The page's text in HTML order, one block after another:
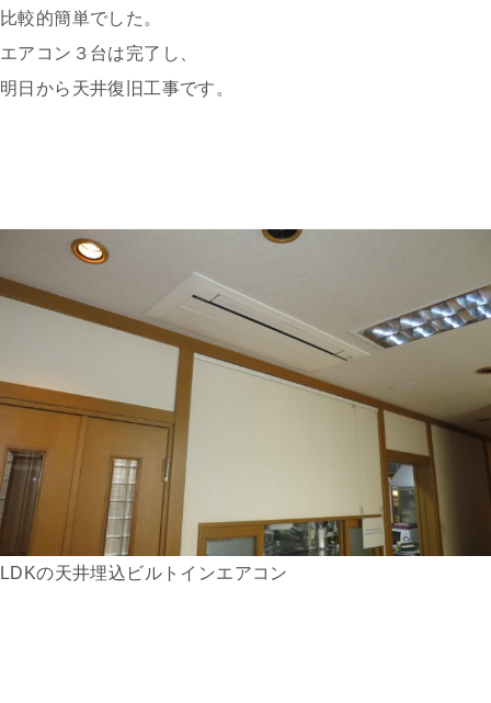
比較的簡単でした。
エアコン３台は完了し、
明日から天井復旧工事です。
LDKの天井埋込ビルトインエアコン